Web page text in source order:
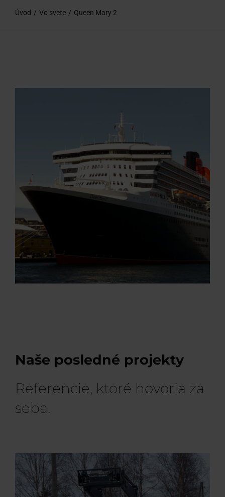
O nás
Úvod Vo svete Queen Mary 2
Naše posledné projekty
Referencie, ktoré hovoria za
seba.